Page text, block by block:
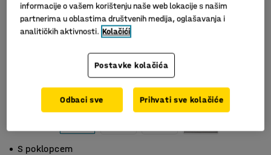
S poklopcem
informacije o vašem korištenju naše web lokacije s našim
partnerima u oblastima društvenih medija, oglašavanja i
analitičkih aktivnosti. Kolačići
Postavke kolačića
Odbaci sve Prihvati sve kolačiće